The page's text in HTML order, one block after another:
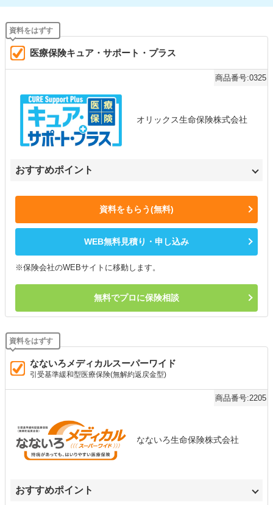
医療保険キュア・サポート・プラス
商品番号:0325
オリックス生命保険株式会社
おすすめポイント
資料をもらう(無料)
WEB無料見積り・申し込み
※保険会社のWEBサイトに移動します。
無料でプロに保険相談
なないろメディカルスーパーワイド
引受基準緩和型医療保険(無解約返戻金型)
商品番号:2205
なないろ生命保険株式会社
おすすめポイント